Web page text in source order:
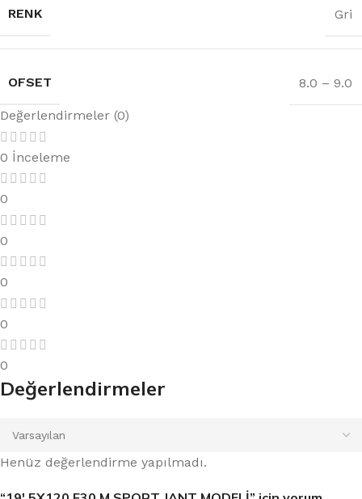
RENK Gri
OFSET 8.0 – 9.0
Değerlendirmeler (0)
0 İnceleme
0
0
0
0
0
Değerlendirmeler
Henüz değerlendirme yapılmadı.